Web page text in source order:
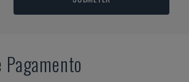
Pagamento